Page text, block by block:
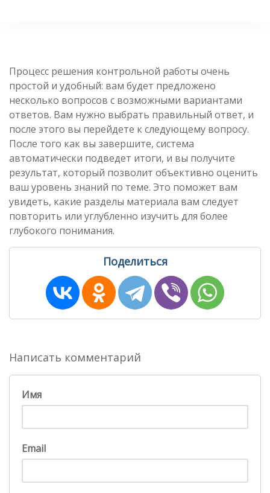
Процесс решения контрольной работы очень
простой и удобный: вам будет предложено
несколько вопросов с возможными вариантами
ответов. Вам нужно выбрать правильный ответ, и
после этого вы перейдете к следующему вопросу.
После того как вы завершите, система
автоматически подведет итоги, и вы получите
результат, который позволит объективно оценить
ваш уровень знаний по теме. Это поможет вам
увидеть, какие разделы материала вам следует
повторить или углубленно изучить для более
глубокого понимания.
Поделиться
Написать комментарий
Имя
Email